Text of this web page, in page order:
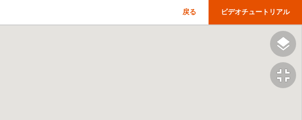
ビデオチュートリアル
戻る
fullscreen_exit